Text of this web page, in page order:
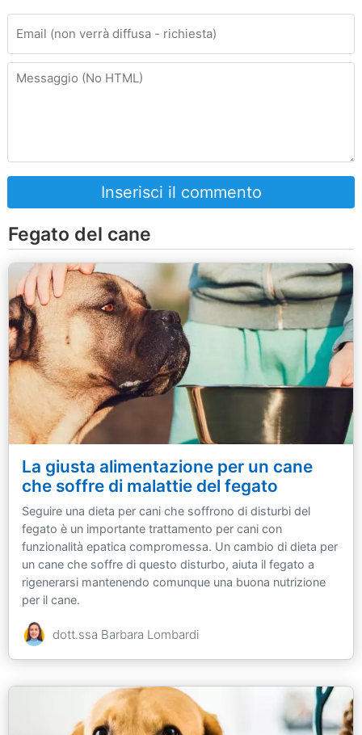
Inserisci il commento
Fegato del cane
La giusta alimentazione per un cane
che soffre di malattie del fegato
Seguire una dieta per cani che soffrono di disturbi del
fegato è un importante trattamento per cani con
funzionalità epatica compromessa. Un cambio di dieta per
un cane che soffre di questo disturbo, aiuta il fegato a
rigenerarsi mantenendo comunque una buona nutrizione
per il cane.
dott.ssa Barbara Lombardi